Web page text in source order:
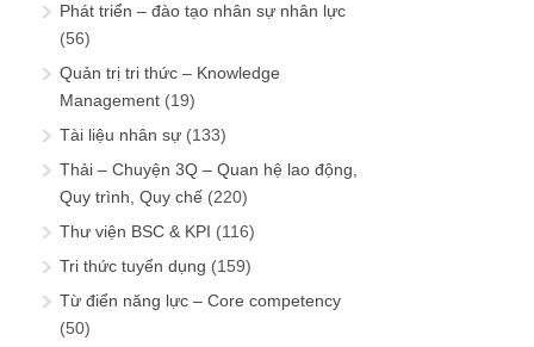
Phát triển – đào tạo nhân sự nhân lực
(56)
Quản trị tri thức – Knowledge
Management (19)
Tài liệu nhân sự (133)
Thải – Chuyện 3Q – Quan hệ lao động,
Quy trình, Quy chế (220)
Thư viện BSC & KPI (116)
Tri thức tuyển dụng (159)
Từ điển năng lực – Core competency
(50)